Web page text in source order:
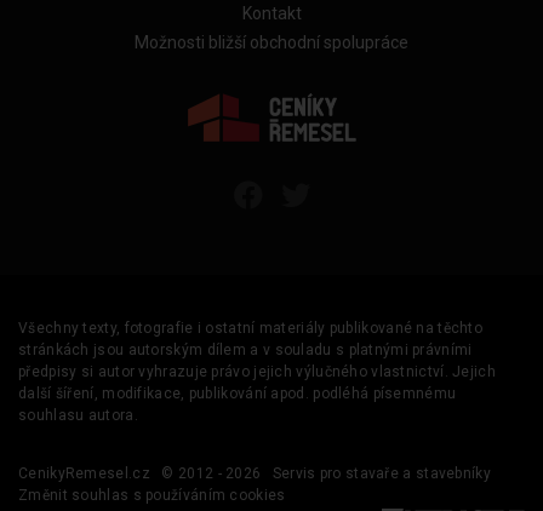
Kontakt
Možnosti bližší obchodní spolupráce
Všechny texty, fotografie i ostatní materiály publikované na těchto
stránkách jsou autorským dílem a v souladu s platnými právními
předpisy si autor vyhrazuje právo jejich výlučného vlastnictví. Jejich
další šíření, modifikace, publikování apod. podléhá písemnému
souhlasu autora.
CenikyRemesel.cz © 2012 - 2026
Servis pro stavaře a stavebníky
Změnit souhlas s používáním cookies